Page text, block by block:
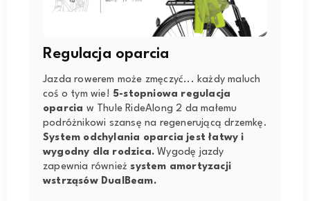
Regulacja oparcia
Jazda rowerem może zmęczyć... każdy maluch
coś o tym wie! 5-stopniowa regulacja
oparcia w Thule RideAlong 2 da małemu
podróżnikowi szansę na regenerującą drzemkę.
System odchylania oparcia jest łatwy i
wygodny dla rodzica.Wygodę jazdy
zapewnia również system amortyzacji
wstrząsów DualBeam.